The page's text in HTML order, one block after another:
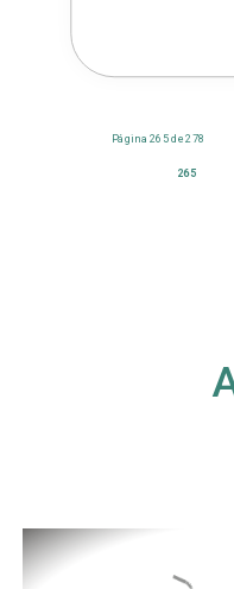
Página 265 de 278
265